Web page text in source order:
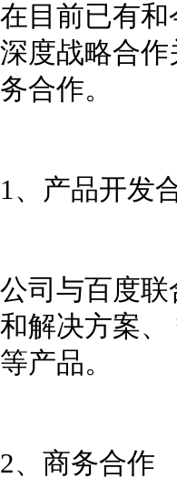
在目前已有
深度战略合
务合作。
1、产品开发
公司与百度
和解决方案
等产品。
2、商务合作